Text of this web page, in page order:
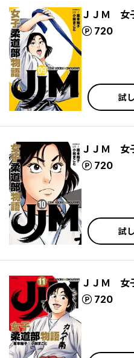
ＪＪＭ 女
720
ポイント
試
ＪＪＭ 女
720
ポイント
試
ＪＪＭ 女
720
ポイント